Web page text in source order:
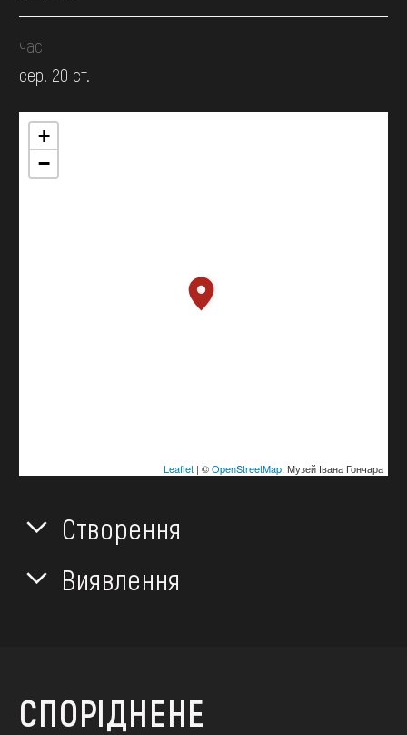
час
сер. 20 ст.
+
−
Leaflet| ©OpenStreetMap, Музей Івана Гончара
Створення
Виявлення
СПОРІДНЕНЕ